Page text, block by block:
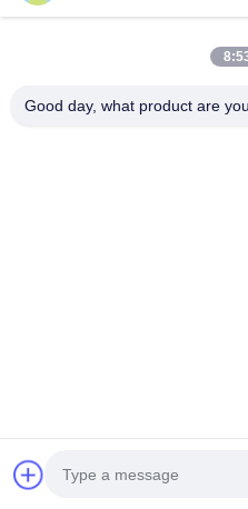
China Android
Marketplace .
Good day, what product are